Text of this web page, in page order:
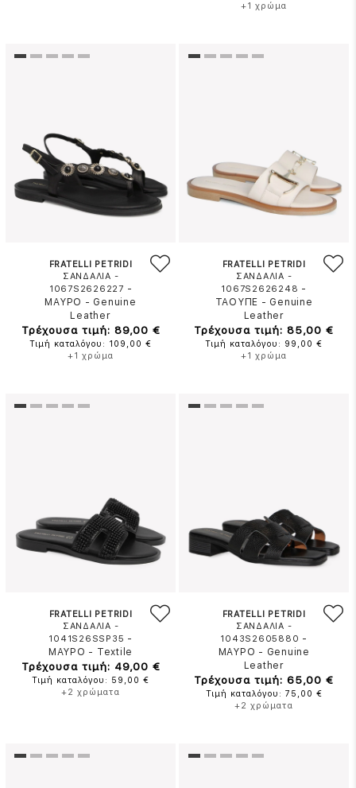
+1 χρώμα
FRATELLI PETRIDI
ΣΑΝΔΑΛΙΑ -
1067S2626227 -
ΜΑΥΡΟ - Genuine
Leather
Τρέχουσα τιμή: 89,00 €
Τιμή καταλόγου: 109,00 €
+1 χρώμα
FRATELLI PETRIDI
ΣΑΝΔΑΛΙΑ -
1067S2626248 -
ΤΑΟΥΠΕ - Genuine
Leather
Τρέχουσα τιμή: 85,00 €
Τιμή καταλόγου: 99,00 €
+1 χρώμα
FRATELLI PETRIDI
ΣΑΝΔΑΛΙΑ -
1041S26SSP35 -
ΜΑΥΡΟ - Textile
Τρέχουσα τιμή: 49,00 €
Τιμή καταλόγου: 59,00 €
+2 χρώματα
FRATELLI PETRIDI
ΣΑΝΔΑΛΙΑ -
1043S2605880 -
ΜΑΥΡΟ - Genuine
Leather
Τρέχουσα τιμή: 65,00 €
Τιμή καταλόγου: 75,00 €
+2 χρώματα